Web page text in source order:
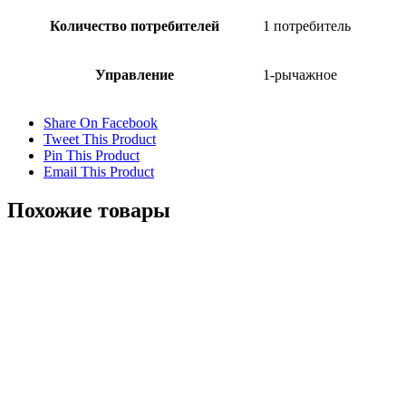
Количество потребителей 1 потребитель
Управление 1-рычажное
Share On Facebook
Tweet This Product
Pin This Product
Email This Product
Похожие товары